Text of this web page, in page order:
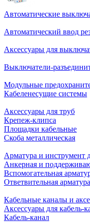
Автоматические
Автоматический ввод
Аксессуары для
Выключатели-
Модульные
Кабеленесущие системы
Аксессуары для труб
Крепеж-клипса
Площадки кабельные
Скоба металлическая
Арматура и
Анкерная и
Вспомогательная
Ответвительная арматура
Кабельные каналы и
Аксессуары для кабель-
Кабель-канал